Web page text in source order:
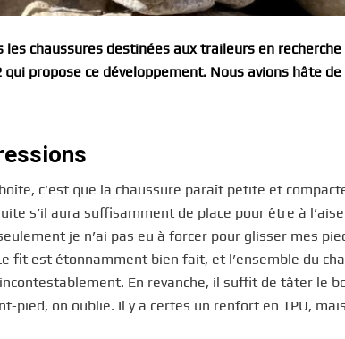
chaussures destinées aux traileurs en recherche
propose ce développement. Nous avions hâte de
c’est que la chaussure paraît petite et
s’il aura suffisamment de place pour être à
je n’ai pas eu à forcer pour glisser mes
fit est étonnamment bien fait, et l’ensemble du
En revanche, il suffit de tâter le
pied, on oublie. Il y a certes un renfort en TPU,